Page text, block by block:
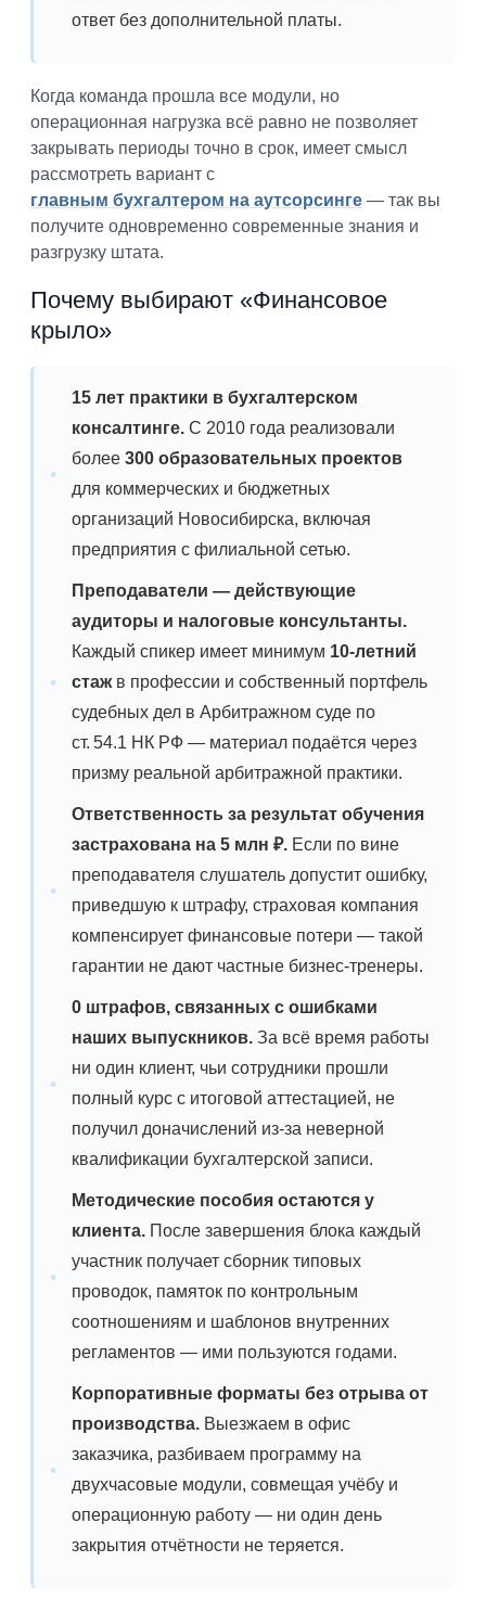
ответ без дополнительной платы.
Когда команда прошла все модули, но
операционная нагрузка всё равно не позволяет
закрывать периоды точно в срок, имеет смысл
рассмотреть вариант с
главным бухгалтером на аутсорсинге — так вы
получите одновременно современные знания и
разгрузку штата.
Почему выбирают «Финансовое
крыло»
15 лет практики в бухгалтерском
консалтинге. С 2010 года реализовали
более 300 образовательных проектов
для коммерческих и бюджетных
организаций Новосибирска, включая
предприятия с филиальной сетью.
Преподаватели — действующие
аудиторы и налоговые консультанты.
Каждый спикер имеет минимум 10-летний
стажв профессии и собственный портфель
судебных дел в Арбитражном суде по
ст. 54.1 НК РФ — материал подаётся через
призму реальной арбитражной практики.
Ответственность за результат обучения
застрахована на 5 млн ₽. Если по вине
преподавателя слушатель допустит ошибку,
приведшую к штрафу, страховая компания
компенсирует финансовые потери — такой
гарантии не дают частные бизнес-тренеры.
0 штрафов, связанных с ошибками
наших выпускников. За всё время работы
ни один клиент, чьи сотрудники прошли
полный курс с итоговой аттестацией, не
получил доначислений из-за неверной
квалификации бухгалтерской записи.
Методические пособия остаются у
клиента. После завершения блока каждый
участник получает сборник типовых
проводок, памяток по контрольным
соотношениям и шаблонов внутренних
регламентов — ими пользуются годами.
Корпоративные форматы без отрыва от
производства. Выезжаем в офис
заказчика, разбиваем программу на
двухчасовые модули, совмещая учёбу и
операционную работу — ни один день
закрытия отчётности не теряется.